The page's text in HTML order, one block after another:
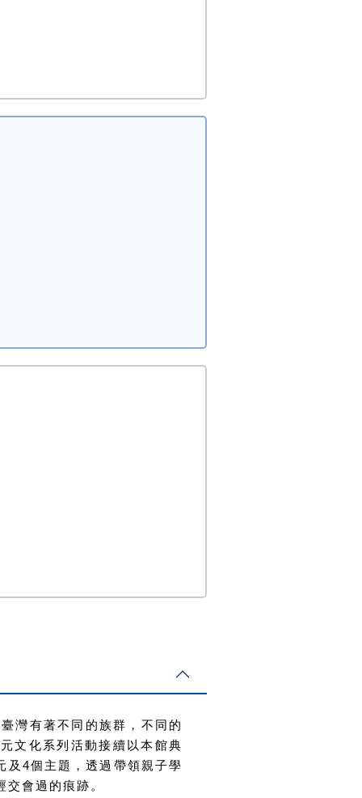
灣有著不同的族群，不同的
文化系列活動接續以本館典
及4個主題，透過帶領親子學
會過的痕跡。